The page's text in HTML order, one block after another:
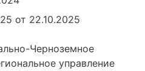
от 22.10.2025
Черноземное
управление